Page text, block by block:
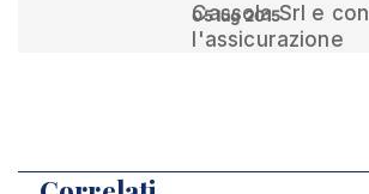
Cassola Srl e con
l'assicurazione
05 lug 2015